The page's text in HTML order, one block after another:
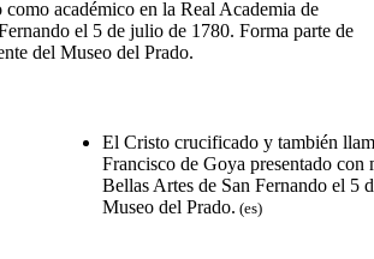
académico en la Real Academia de
el 5 de julio de 1780. Forma parte de
del Museo del Prado.
El Cristo crucificado y también
Francisco de Goya presentado
Bellas Artes de San Fernando el 5
Museo del Prado. (es)